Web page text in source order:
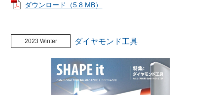
ダウンロード（5.8 MB）
2023 Winter ダイヤモンド工具